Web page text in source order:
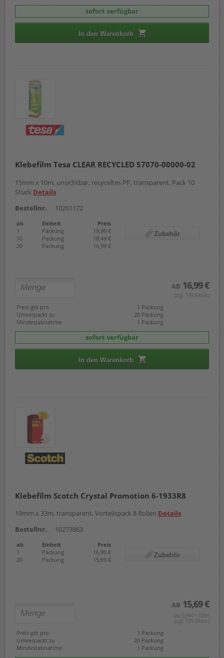
sofort verfügbar
In den Warenkorb
Klebefilm Tesa CLEAR RECYCLED 57070-00000-02
15mm x 10m, unsichtbar, recyceltes PP, transparent, Pack 10
Stück Details
Bestellnr.
10261172
ab Einheit
Preis
1
Packung
19,99 €
10
Packung
18,49 €
20
Packung 16,99 €
Zubehör
AB 16,99 €
(zzgl. 19% Mwst.)
Preis gilt pro
1 Packung
Umverpackt zu
20 Packung
Mindestabnahme
1 Packung
sofort verfügbar
In den Warenkorb
Klebefilm Scotch Crystal Promotion 6-1933R8
19mm x 33m, transparent, Vorteilspack 8 Rollen Details
Bestellnr.
10273863
ab Einheit
Preis
1
Packung
16,95 €
20
Packung 15,69 €
Zubehör
AB 15,69 €
(ab 5,94 € / 100m
(zzgl. 19% Mwst.)
Preis gilt pro
1 Packung
Umverpackt zu
20 Packung
Mindestabnahme
1 Packung